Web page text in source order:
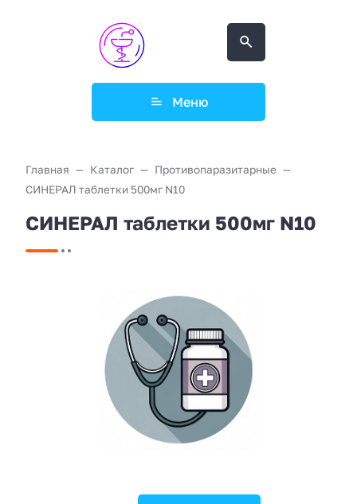
Меню
Главная Каталог
Противопаразитарные
СИНЕРАЛ таблетки 500мг N10
СИНЕРАЛ таблетки 500мг N10